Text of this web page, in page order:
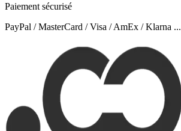
Paiement sécurisé
PayPal / MasterCard / Visa / AmEx / Klarna ...